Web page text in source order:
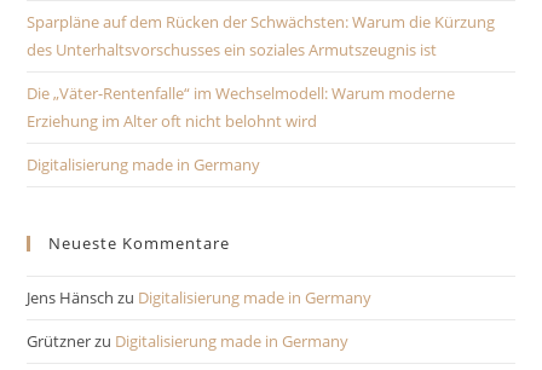
Sparpläne auf dem Rücken der Schwächsten: Warum die Kürzung
des Unterhaltsvorschusses ein soziales Armutszeugnis ist
Die „Väter-Rentenfalle“ im Wechselmodell: Warum moderne
Erziehung im Alter oft nicht belohnt wird
Digitalisierung made in Germany
Neueste Kommentare
Jens Hänsch zu Digitalisierung made in Germany
Grütznerzu Digitalisierung made in Germany